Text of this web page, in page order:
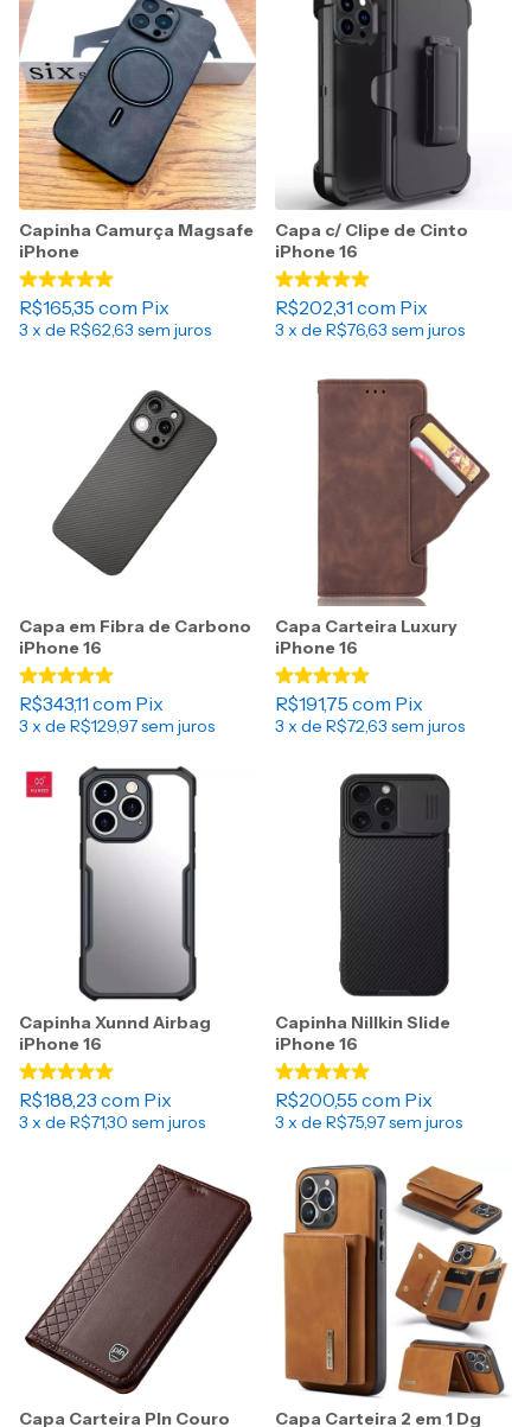
Capinha Camurça Magsafe
iPhone
R$165,35 com Pix
3 x de R$62,63 sem juros
Capa c/ Clipe de Cinto
iPhone 16
R$202,31 com Pix
3 x de R$76,63 sem juros
Capa em Fibra de Carbono
iPhone 16
R$343,11 com Pix
3 x de R$129,97sem juros
Capa Carteira Luxury
iPhone 16
R$191,75 com Pix
3 x de R$72,63 sem juros
Capinha Xunnd Airbag
iPhone 16
R$188,23 com Pix
3 x de R$71,30 sem juros
Capinha Nillkin Slide
iPhone 16
R$200,55 com Pix
3 x de R$75,97sem juros
Capa Carteira Pln Couro
Capa Carteira 2 em 1 Dg